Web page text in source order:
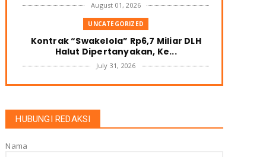
August 01, 2026
UNCATEGORIZED
Kontrak “Swakelola” Rp6,7 Miliar DLH
Halut Dipertanyakan, Ke...
July 31, 2026
UNCATEGORIZED
Pastikan Pengguna Tepat dan B...
July 23, 2026
HUBUNGI REDAKSI
Nama